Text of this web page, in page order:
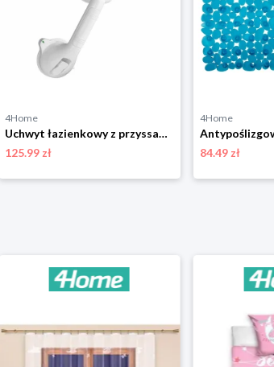
4Home
Uchwyt łazienkowy z przyssawkami Trio Secura Wenko, 50 cm
125.99 zł
4Home
84.49 zł